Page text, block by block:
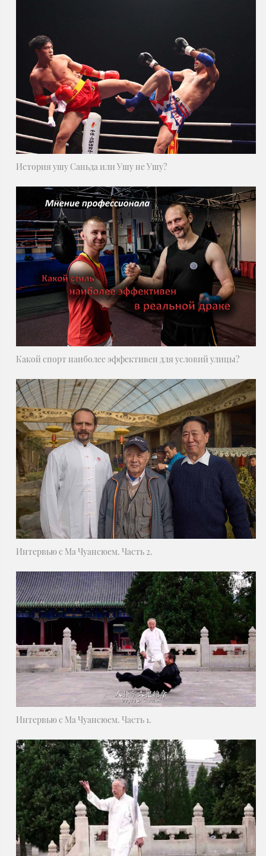
История ушу Саньда или Ушу не Ушу?
Какой спорт наиболее эффективен для условий улицы?
Интервью с Ма Чуансюем. Часть 2.
Интервью с Ма Чуансюем. Часть 1.